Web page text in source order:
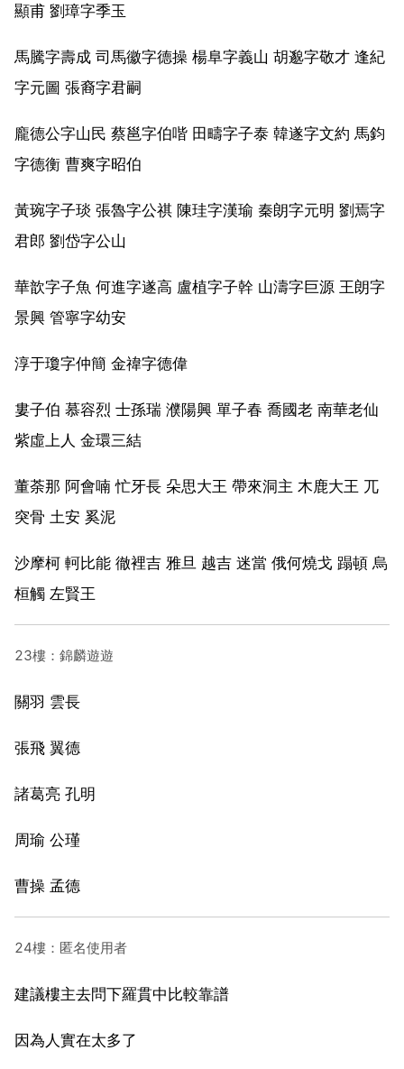
顯甫 劉璋字季玉
馬騰字壽成 司馬徽字德操 楊阜字義山 胡邈字敬才 逢紀
字元圖 張裔字君嗣
龐德公字山民 蔡邕字伯喈 田疇字子泰 韓遂字文約 馬鈞
字德衡 曹爽字昭伯
黃琬字子琰 張魯字公祺 陳珪字漢瑜 秦朗字元明 劉焉字
君郎 劉岱字公山
華歆字子魚 何進字遂高 盧植字子幹 山濤字巨源 王朗字
景興 管寧字幼安
淳于瓊字仲簡 金禕字德偉
婁子伯 慕容烈 士孫瑞 濮陽興 單子春 喬國老 南華老仙
紫虛上人 金環三結
董荼那 阿會喃 忙牙長 朵思大王 帶來洞主 木鹿大王 兀
突骨 土安 奚泥
沙摩柯 軻比能 徹裡吉 雅旦 越吉 迷當 俄何燒戈 蹋頓 烏
桓觸 左賢王
23樓：錦麟遊遊
關羽 雲長
張飛 翼德
諸葛亮 孔明
周瑜 公瑾
曹操 孟德
24樓：匿名使用者
建議樓主去問下羅貫中比較靠譜
因為人實在太多了